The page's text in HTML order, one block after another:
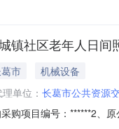
镇社区老年人日
市
机械设备
单位： 长葛市公共资源
购项目编号：******2、